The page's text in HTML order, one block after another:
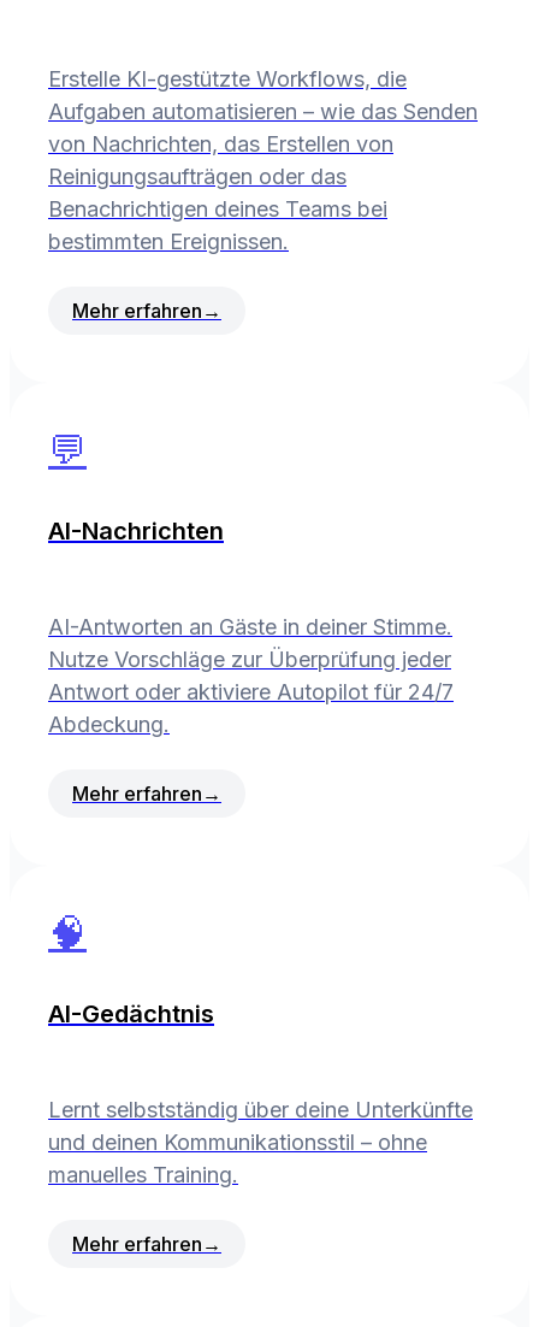
Erstelle KI-gestützte Workflows, die
Aufgaben automatisieren – wie das Senden
von Nachrichten, das Erstellen von
Reinigungsaufträgen oder das
Benachrichtigen deines Teams bei
bestimmten Ereignissen.
Mehr erfahren →
💬
AI-Nachrichten
AI-Antworten an Gäste in deiner Stimme.
Nutze Vorschläge zur Überprüfung jeder
Antwort oder aktiviere Autopilot für 24/7
Abdeckung.
Mehr erfahren →
🧠
AI-Gedächtnis
Lernt selbstständig über deine Unterkünfte
und deinen Kommunikationsstil – ohne
manuelles Training.
Mehr erfahren →